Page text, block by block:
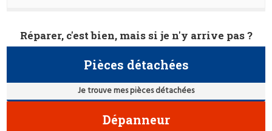
Réparer, c'est bien, mais si je n'y arrive pas ?
Pièces détachées
Je trouve mes pièces détachées
Dépanneur